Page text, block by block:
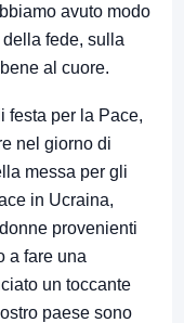
avuto modo
fede, sulla
al cuore.
festa per la Pace,
nel giorno di
messa per gli
in Ucraina,
provenienti
a fare una
un toccante
paese sono